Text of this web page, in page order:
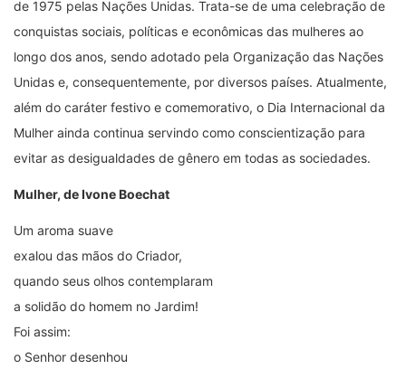
de 1975 pelas Nações Unidas. Trata-se de uma celebração de
conquistas sociais, políticas e econômicas das mulheres ao
longo dos anos, sendo adotado pela Organização das Nações
Unidas e, consequentemente, por diversos países. Atualmente,
além do caráter festivo e comemorativo, o Dia Internacional da
Mulher ainda continua servindo como conscientização para
evitar as desigualdades de gênero em todas as sociedades.
Mulher, de Ivone Boechat
Um aroma suave
exalou das mãos do Criador,
quando seus olhos contemplaram
a solidão do homem no Jardim!
Foi assim:
o Senhor desenhou